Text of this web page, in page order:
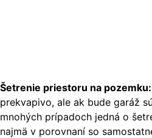
Šetrenie priestoru na pozemku:
prekvapivo, ale ak bude garáž
mnohých prípadoch jedná o
najmä v porovnaní so